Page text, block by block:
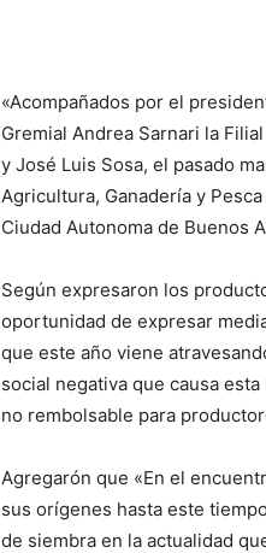
«Acompañados por el
Gremial Andrea Sarnari la
y José Luis Sosa, el pasado
Agricultura, Ganadería y
Ciudad Autonoma de Buenos
Según expresaron los
oportunidad de expresar
que este año viene
social negativa que causa
no rembolsable para
Agregarón que «En el
sus orígenes hasta este
de siembra en la actualidad